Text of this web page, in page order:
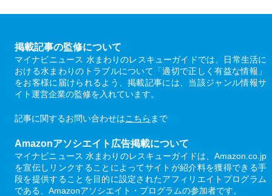
掲載記事の監修について
マイナビニュース 水まわりのレスキューガイドでは、日常生活に
おける水まわりのトラブルについて「適切で正しく有益な情報」
をお客様に届けられるよう、掲載記事には、当該ジャンル情報サ
イト運営企業の監修を入れています。
記事に関するお問い合わせはこちら まで
Amazonアソシエイト広告掲載について
マイナビニュース 水まわりのレスキューガイドは、Amazon.co.jp
を宣伝しリンクすることによってサイトが紹介料を獲得できる手
段を提供することを目的に設定されたアフィリエイトプログラム
である、Amazonアソシエイト・プログラムの参加者です。